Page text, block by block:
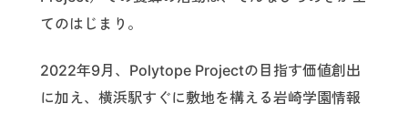
てのはじまり。
2022年9月、Polytope Projectの目指す価値創出
に加え、横浜駅すぐに敷地を構える岩崎学園情報